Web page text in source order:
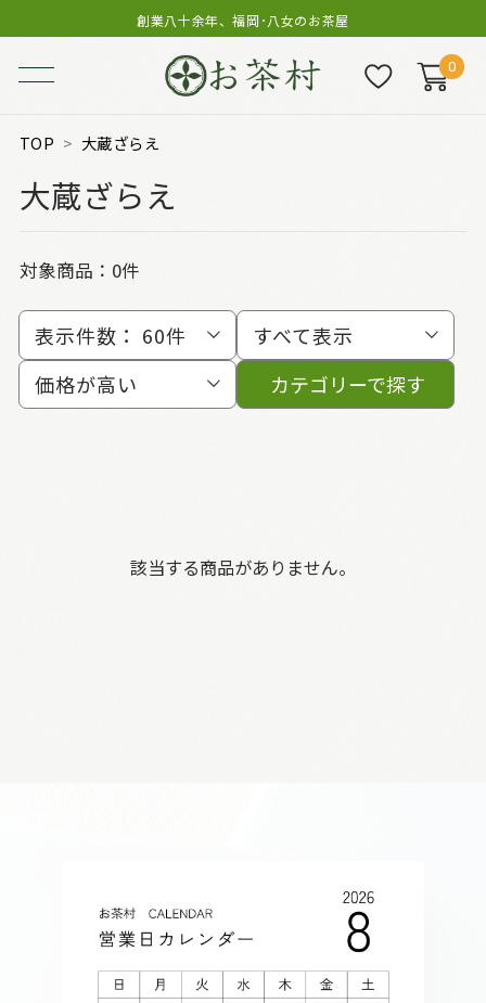
創業八十余年、福岡･八女のお茶屋
0
TOP 大蔵ざらえ
大蔵ざらえ
対象商品：0件
表示件数： 60件
すべて表示
価格が高い
カテゴリーで探す
該当する商品がありません。